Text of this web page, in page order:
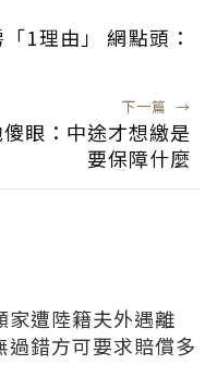
1理由」 網點頭：
下一篇 →
眼：中途才想繳是
要保障什麼
家遭陸籍夫外遇離
過錯方可要求賠償多